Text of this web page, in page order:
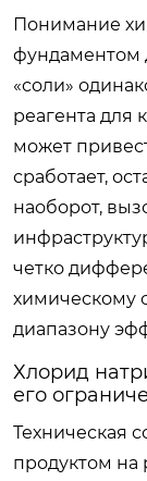
Понимание
фундаментом
«соли»
реагента для
может
сработает,
наоборот,
четко
химическому
диапазону
Хлорид
его
Техническая
продуктом